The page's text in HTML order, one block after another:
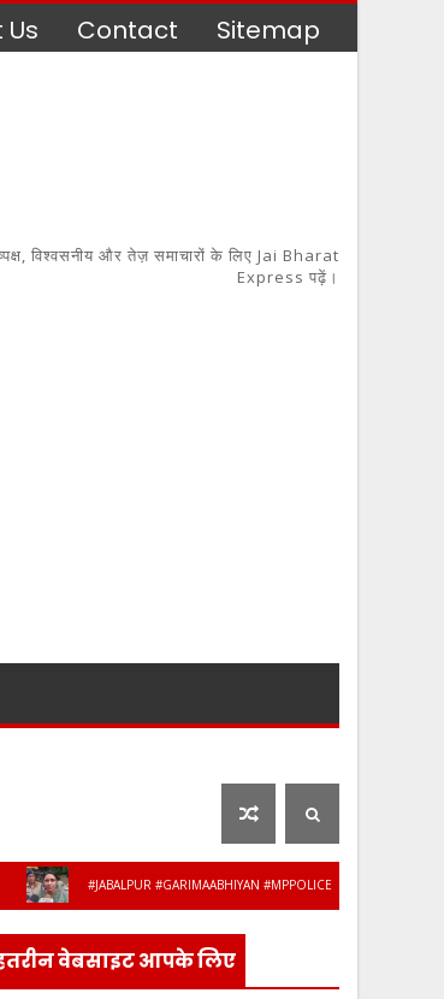
Contact Sitemap
विश्वसनीय और तेज़ समाचारों के लिए Jai Bharat
Express पढ़ें।
#JABALPUR #GARIMAABHIYAN #MPPOLICE #WOMENSAFETY
वेबसाइट आपके लिए